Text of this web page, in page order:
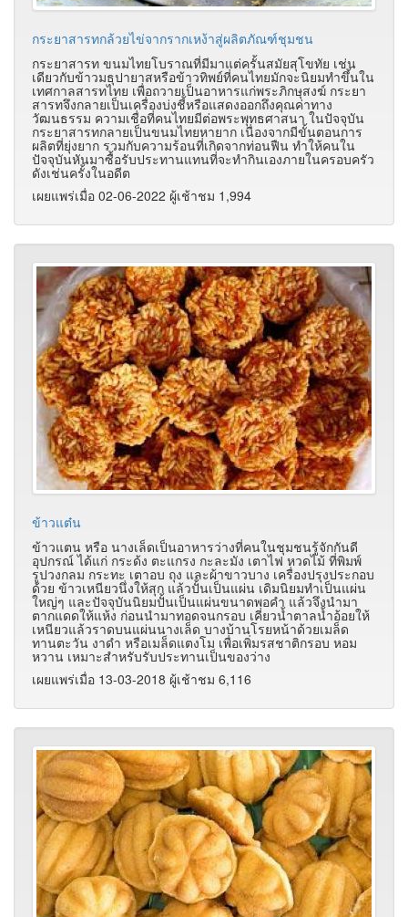
กระยาสารทกล้วยไข่จากรากเหง้าสู่ผลิตภัณฑ์ชุมชน
กระยาสารท ขนมไทยโบราณที่มีมาแต่ครั้นสมัยสุโขทัย เช่น
เดียวกับข้าวมธุปายาสหรือข้าวทิพย์ที่คนไทยมักจะนิยมทำขึ้นใน
เทศกาลสารทไทย เพื่อถวายเป็นอาหารแก่พระภิกษุสงฆ์ กระยา
สารทจึงกลายเป็นเครื่องบ่งชี้หรือแสดงออกถึงคุณค่าทาง
วัฒนธรรม ความเชื่อที่คนไทยมีต่อพระพุทธศาสนา ในปัจจุบัน
กระยาสารทกลายเป็นขนมไทยหายาก เนื่องจากมีขั้นตอนการ
ผลิตที่ยุ่งยาก รวมกับความร้อนที่เกิดจากท่อนฟืน ทำให้คนใน
ปัจจุบันหันมาซื้อรับประทานแทนที่จะทำกินเองภายในครอบครัว
ดังเช่นครั้งในอดีต
เผยแพร่เมื่อ 02-06-2022 ผู้เช้าชม 1,994
ข้าวแต๋น
ข้าวแตน หรือ นางเล็ดเป็นอาหารว่างที่คนในชุมชนรู้จักกันดี
อุปกรณ์ ได้แก่ กระด้ง ตะแกรง กะละมัง เตาไฟ หวดไม้ ที่พิมพ์
รูปวงกลม กระทะ เตาอบ ถุง และผ้าขาวบาง เครื่องปรุงประกอบ
ด้วย ข้าวเหนียวนึ่งให้สุก แล้วปั้นเป็นแผ่น เดิมนิยมทำเป็นแผ่น
ใหญ่ๆ และปัจจุบันนิยมปั้นเป็นแผ่นขนาดพอคำ แล้วจึงนำมา
ตากแดดให้แห้ง ก่อนนำมาทอดจนกรอบ เคี่ยวน้ำตาลน้ำอ้อยให้
เหนียวแล้วราดบนแผ่นนางเล็ด บางบ้านโรยหน้าด้วยเมล็ด
ทานตะวัน งาดำ หรือเมล็ดแตงโม เพื่อเพิ่มรสชาติกรอบ หอม
หวาน เหมาะสำหรับรับประทานเป็นของว่าง
เผยแพร่เมื่อ 13-03-2018 ผู้เช้าชม 6,116